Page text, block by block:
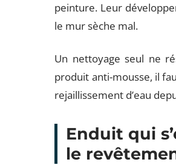
peinture. Leur
le mur sèche mal.
Un nettoyage seul ne
produit anti-mousse, il
rejaillissement d’eau
Enduit qui
le